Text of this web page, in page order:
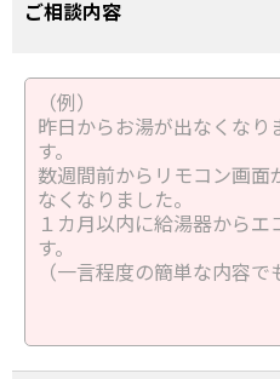
ご相談内容